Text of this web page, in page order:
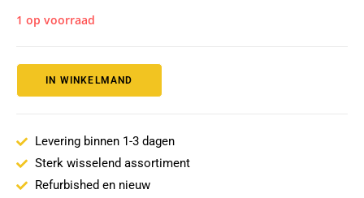
1 op voorraad
IN WINKELMAND
Levering binnen 1-3 dagen
Sterk wisselend assortiment
Refurbished en nieuw